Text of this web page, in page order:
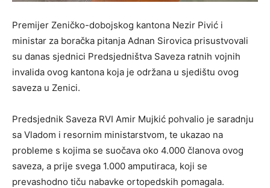
Premijer Zeničko-dobojskog kantona Nezir Pivić i
ministar za boračka pitanja Adnan Sirovica prisustvovali
su danas sjednici Predsjedništva Saveza ratnih vojnih
invalida ovog kantona koja je održana u sjedištu ovog
saveza u Zenici.
Predsjednik Saveza RVI Amir Mujkić pohvalio je saradnju
sa Vladom i resornim ministarstvom, te ukazao na
probleme s kojima se suočava oko 4.000 članova ovog
saveza, a prije svega 1.000 amputiraca, koji se
prevashodno tiču nabavke ortopedskih pomagala.